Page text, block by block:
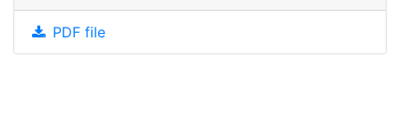
PDF file